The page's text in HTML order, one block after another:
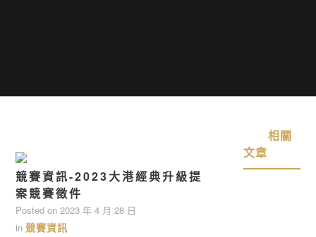
競賽資訊-2023大港經典升級提
案競賽徵件
Posted on 2023 年 4 月 28 日
in競賽資訊
相關
文章